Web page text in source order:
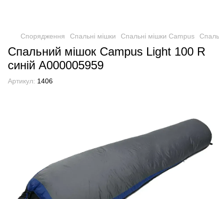
Спорядження Спальні мішки Спальні мішки Campus
Cпальний мішок Campus Light 100 R
синій А000005959
Артикул: 1406